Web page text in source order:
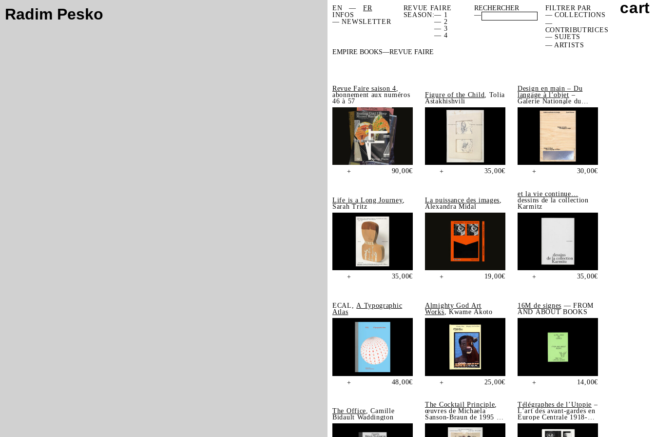
Radim Pesko EN
FR
INFOS
— NEWSLETTER
REVUE FAIRE
SEASON:— 1
— 2
— 3
— 4
—
FILTRER PAR
— COLLECTIONS
—
CONTRIBUTRICES
— SUJETS
— ARTISTS
EMPIRE BOOKS
REVUE FAIRE
Revue Faire saison 4
abonnement aux numéros
46 à 57
+ 90,00€
Figure of the Child
, Tolia
Astakhishvili
+ 35,00€
Design en main – Du
langage à l’objet –
Galerie Nationale du
Design, Saint-Étienne
+ 30,00€
Life is a Long Journey,
Sarah Tritz
+ 35,00€
La puissance des images,
Alexandra Midal
+ 19,00€
et la vie continue…
dessins de la collection
Karmitz
+ 35,00€
ECAL,A Typographic
Atlas
+ 48,00€
Almighty God Art
Works, Kwame Akoto
+ 25,00€
16M de signes — FROM
AND ABOUT BOOKS
+ 14,00€
The Office, Camille
Bidault Waddington
The Cocktail Principle,
œuvres de Michaela
Sanson-Braun de 1995 à
2025
Télégraphes de l’Utopie –
L’art des avant-gardes en
Europe Centrale 1918-
1939, Sonia de Puineuf
cart